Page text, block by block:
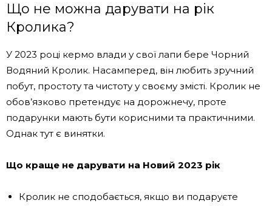
Що не можна дарувати на рік
Кролика?
У 2023 році кермо влади у свої лапи бере Чорний
Водяний Кролик. Насамперед, він любить зручний
побут, простоту та чистоту у своєму змісті. Кролик не
обов’язково претендує на дорожнечу, проте
подарунки мають бути корисними та практичними.
Однак тут є винятки.
Що краще не дарувати на Новий 2023 рік
Кролик не сподобається, якщо ви подаруєте